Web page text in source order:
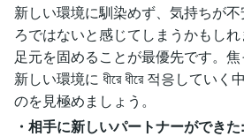
新しい環境に馴染めず、気持ちが
ろではないと感じてしまうかもし
足元を固めることが最優先です。焦
新しい環境に ধীরে ধীরে 적응してい
のを見極めましょう。
・相手に新しいパートナーができた: